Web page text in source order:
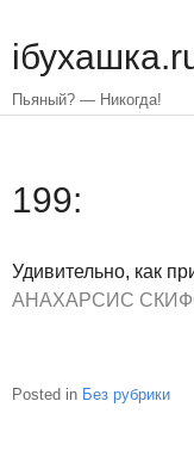
to
main
content
Пьяный? — Никогда!
199:
Удивительно, как
АНАХАРСИС
Posted in Без рубрики